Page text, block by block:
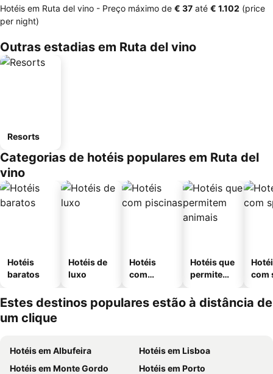
Hotéis em Ruta del vino - Preço máximo de ‎€ 37 até ‎€ 1.102 (price
per night)
Outras estadias em Ruta del vino
Resorts
Categorias de hotéis populares em Ruta del
vino
Hotéis
baratos
Hotéis de
luxo
Hotéis
com
Hotéis que
permitem
com
Estes destinos populares estão à distância de
um clique
Hotéis em Albufeira
Hotéis em Lisboa
Hotéis em Monte Gordo
Hotéis em Porto